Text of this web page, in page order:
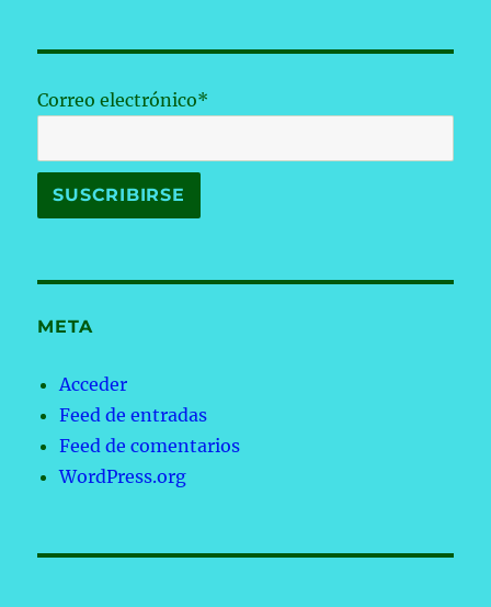
Correo electrónico*
META
Acceder
Feed de entradas
Feed de comentarios
WordPress.org